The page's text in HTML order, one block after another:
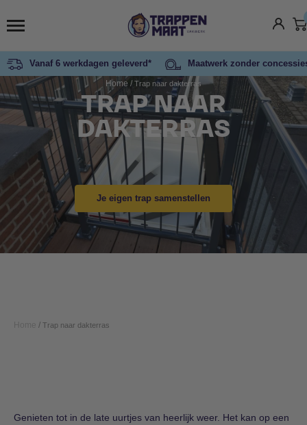
Vanaf 6 werkdagen geleverd* Maatwerk zonder
Home / Trap naar dakterras
TRAP NAAR
DAKTERRAS
Je eigen trap samenstellen
/ Trap naar dakterras
Genieten tot in de late uurtjes van heerlijk weer. Het kan op een